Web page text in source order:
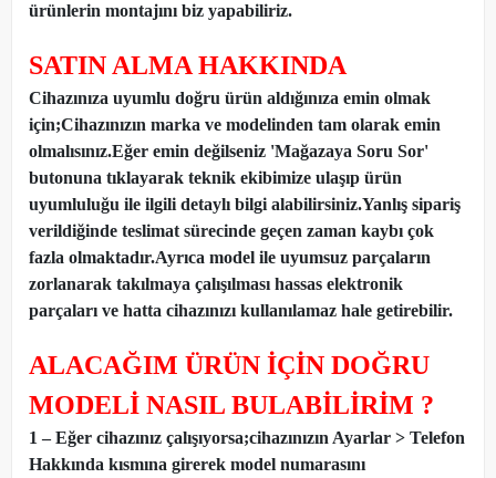
ürünlerin montajını biz yapabiliriz.
SATIN ALMA HAKKINDA
Cihazınıza uyumlu doğru ürün aldığınıza emin olmak
için;Cihazınızın marka ve modelinden tam olarak emin
olmalısınız.Eğer emin değilseniz 'Mağazaya Soru Sor'
butonuna tıklayarak teknik ekibimize ulaşıp ürün
uyumluluğu ile ilgili detaylı bilgi alabilirsiniz.Yanlış sipariş
verildiğinde teslimat sürecinde geçen zaman kaybı çok
fazla olmaktadır.Ayrıca model ile uyumsuz parçaların
zorlanarak takılmaya çalışılması hassas elektronik
parçaları ve hatta cihazınızı kullanılamaz hale getirebilir.
ALACAĞIM ÜRÜN İÇİN DOĞRU
MODELİ NASIL BULABİLİRİM ?
1 – Eğer cihazınız çalışıyorsa;cihazınızın Ayarlar > Telefon
Hakkında kısmına girerek model numarasını